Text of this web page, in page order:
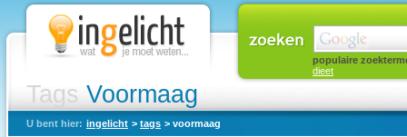
Tags Voormaag
populaire
dieet
U bent hier: ingelicht > tags > voormaag